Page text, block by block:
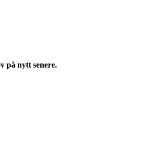
på nytt senere.